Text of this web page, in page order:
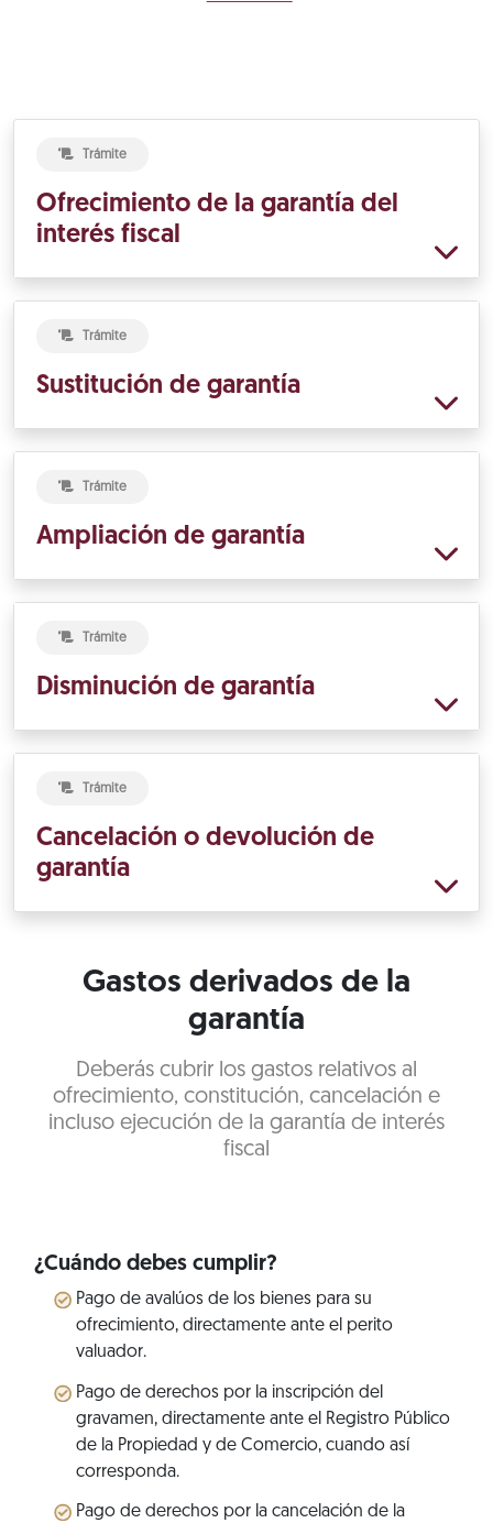
Trámite
Ofrecimiento de la garantía del
interés fiscal
Trámite
Sustitución de garantía
Trámite
Ampliación de garantía
Trámite
Disminución de garantía
Trámite
Cancelación o devolución de
garantía
Gastos derivados de la
garantía
Deberás cubrir los gastos relativos al
ofrecimiento, constitución, cancelación e
incluso ejecución de la garantía de interés
fiscal
¿Cuándo debes cumplir?
Pago de avalúos de los bienes para su
ofrecimiento, directamente ante el perito
valuador.
Pago de derechos por la inscripción del
gravamen, directamente ante el Registro Público
de la Propiedad y de Comercio, cuando así
corresponda.
Pago de derechos por la cancelación de la